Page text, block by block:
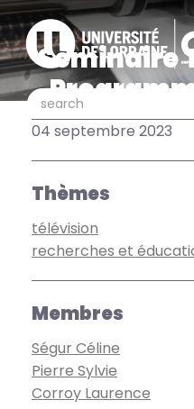
Aller
au
contenu
principal
Search
search
Séminaire
04 septembre 2023
Thèmes
télévision
recherches et
Membres
Ségur Céline
Pierre Sylvie
Corroy Laurence